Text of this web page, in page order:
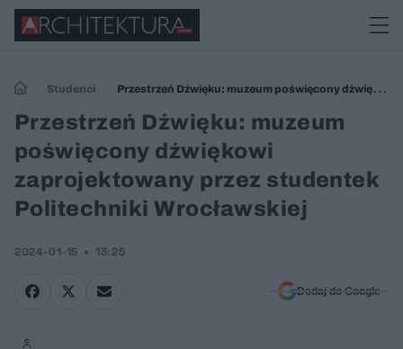
Studenci
Przestrzeń Dźwięku: muzeum poświęcony dźwiękowi
zaprojektowany przez studentek Politechniki Wrocławskiej
Przestrzeń Dźwięku: muzeum
poświęcony dźwiękowi
zaprojektowany przez studentek
Politechniki Wrocławskiej
2024-01-15 13:25
Dodaj do Google